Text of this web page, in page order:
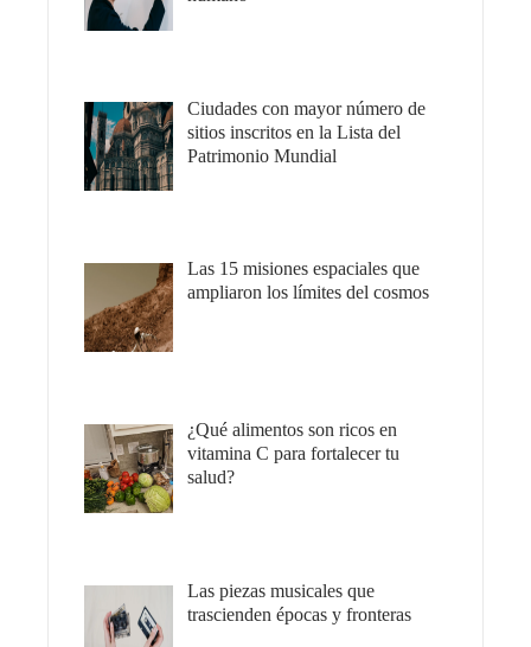
Ciudades con mayor número de
sitios inscritos en la Lista del
Patrimonio Mundial
Las 15 misiones espaciales que
ampliaron los límites del cosmos
¿Qué alimentos son ricos en
vitamina C para fortalecer tu
salud?
Las piezas musicales que
trascienden épocas y fronteras